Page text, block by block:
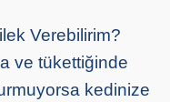
Verebilirim?
ve tükettiğinde
kedinize